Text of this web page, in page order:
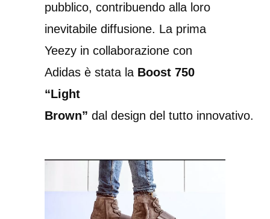
pubblico, contribuendo alla loro
inevitabile diffusione. La prima
Yeezy in collaborazione con
Adidas è stata la Boost 750
“Light
Brown” dal design del tutto innovativo.